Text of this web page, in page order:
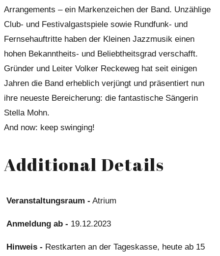
Arrangements – ein Markenzeichen der Band. Unzählige
Club- und Festivalgastspiele sowie Rundfunk- und
Fernsehauftritte haben der Kleinen Jazzmusik einen
hohen Bekanntheits- und Beliebtheitsgrad verschafft.
Gründer und Leiter Volker Reckeweg hat seit einigen
Jahren die Band erheblich verjüngt und präsentiert nun
ihre neueste Bereicherung: die fantastische Sängerin
Stella Mohn.
And now: keep swinging!
Additional Details
Veranstaltungsraum - Atrium
Anmeldung ab - 19.12.2023
Hinweis - Restkarten an der Tageskasse, heute ab 15